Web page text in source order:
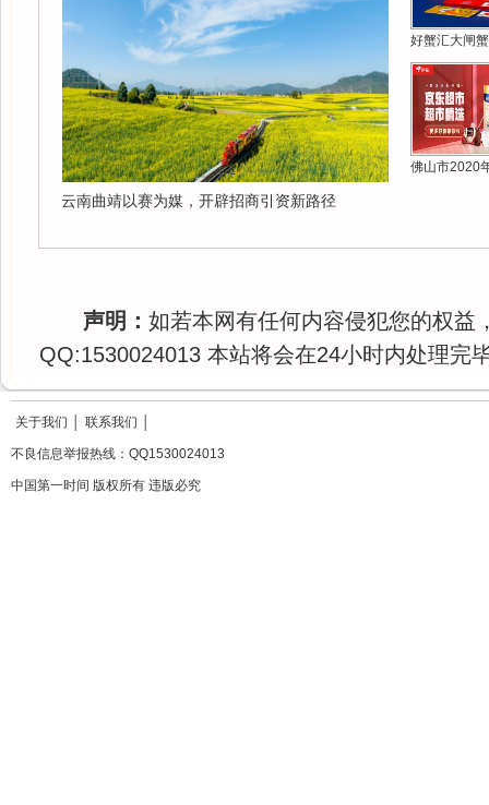
云南曲靖以赛为媒，开辟招商引资新路径
好蟹汇大闸
佛山市2020
声明： 如若本网有任何内容侵犯您的权益
QQ:1530024013 本站将会在24小时内处理完
关于我们 联系我们
不良信息举报热线：QQ1530024013
中国第一时间 版权所有 违版必究